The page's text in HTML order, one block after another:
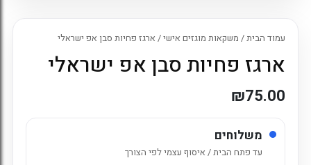
עמוד הבית/ משקאות מוגזים אישי/ ארגז פחיות סבן אפ ישראלי
ארגז פחיות סבן אפ ישראלי
₪75.00
משלוחים
עד פתח הבית / איסוף עצמי לפי הצורך